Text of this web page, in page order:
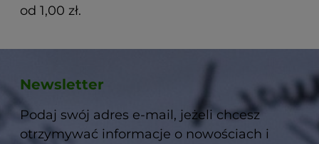
od 1,00 zł.
Newsletter
Podaj swój adres e-mail, jeżeli chcesz
otrzymywać informacje o nowościach i